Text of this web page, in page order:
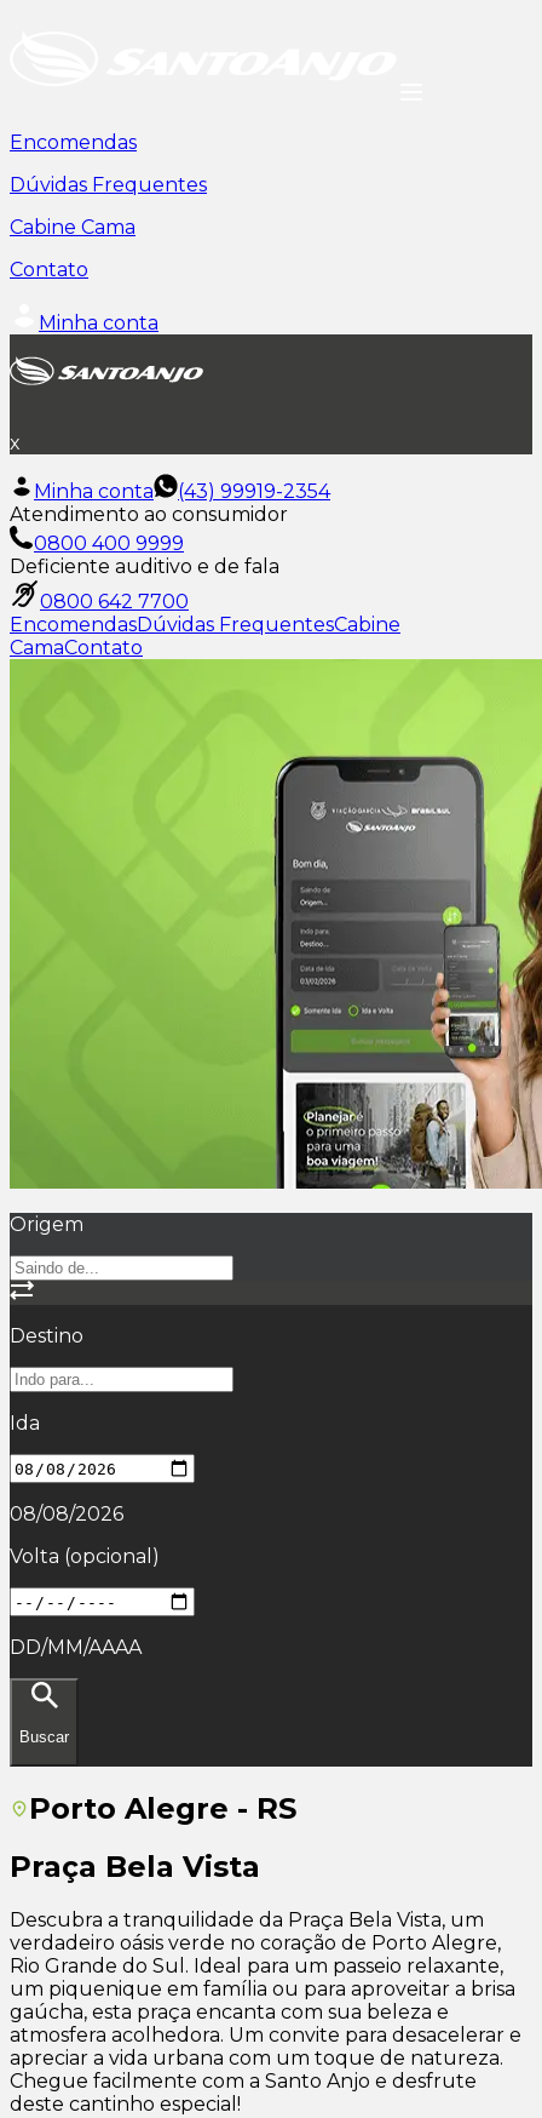
Encomendas
Dúvidas Frequentes
Cabine Cama
Contato
Minha conta
x
Minha conta
(43) 99919-2354
Atendimento ao consumidor
0800 400 9999
Deficiente auditivo e de fala
0800 642 7700
EncomendasDúvidas FrequentesCabine
CamaContato
Origem
Destino
Ida
08/08/2026
Volta (opcional)
DD/MM/AAAA
Buscar
Porto Alegre - RS
Praça Bela Vista
Descubra a tranquilidade da Praça Bela Vista, um
verdadeiro oásis verde no coração de Porto Alegre,
Rio Grande do Sul. Ideal para um passeio relaxante,
um piquenique em família ou para aproveitar a brisa
gaúcha, esta praça encanta com sua beleza e
atmosfera acolhedora. Um convite para desacelerar e
apreciar a vida urbana com um toque de natureza.
Chegue facilmente com a Santo Anjo e desfrute
deste cantinho especial!